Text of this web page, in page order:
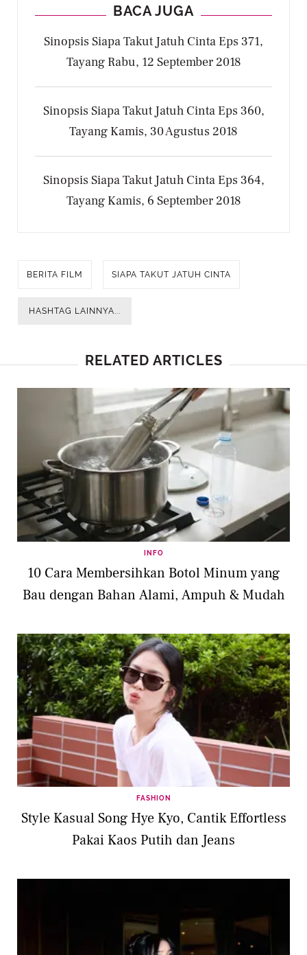
BACA JUGA
Sinopsis Siapa Takut Jatuh Cinta Eps 371,
Tayang Rabu, 12 September 2018
Sinopsis Siapa Takut Jatuh Cinta Eps 360,
Tayang Kamis, 30 Agustus 2018
Sinopsis Siapa Takut Jatuh Cinta Eps 364,
Tayang Kamis, 6 September 2018
BERITA FILM SIAPA TAKUT JATUH CINTA
HASHTAG LAINNYA...
RELATED ARTICLES
INFO
10 Cara Membersihkan Botol Minum yang
Bau dengan Bahan Alami, Ampuh & Mudah
FASHION
Style Kasual Song Hye Kyo, Cantik Effortless
Pakai Kaos Putih dan Jeans